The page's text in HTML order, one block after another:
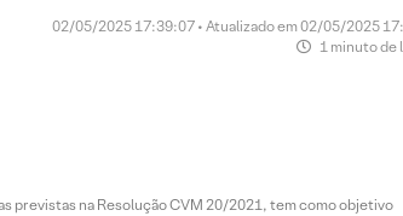
02/05/2025 17:39:07 • Atualizado em 02/05/2025
1 minuto de
previstas na Resolução CVM 20/2021, tem como objetivo